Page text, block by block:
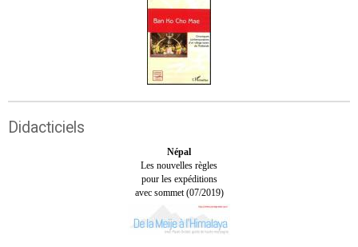
Didacticiels
Népal
Les nouvelles règles
pour les expéditions
avec sommet (07/2019)